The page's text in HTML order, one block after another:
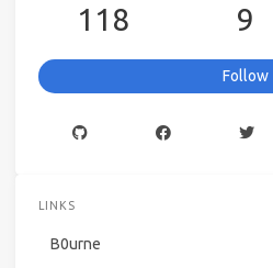
118 9
Follow
LINKS
B0urne